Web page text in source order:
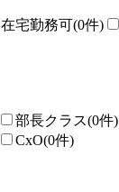
在宅勤務可(0件)
部長クラス(0件)
CxO(0件)